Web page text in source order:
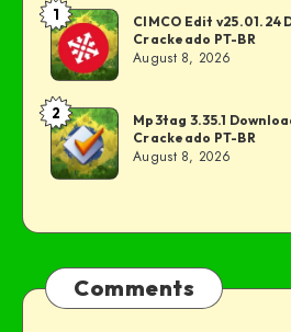
1
CIMCO Edit v25.01.24
Crackeado PT-BR
August 8, 2026
2
Mp3tag 3.35.1
Crackeado PT-BR
August 8, 2026
Comments